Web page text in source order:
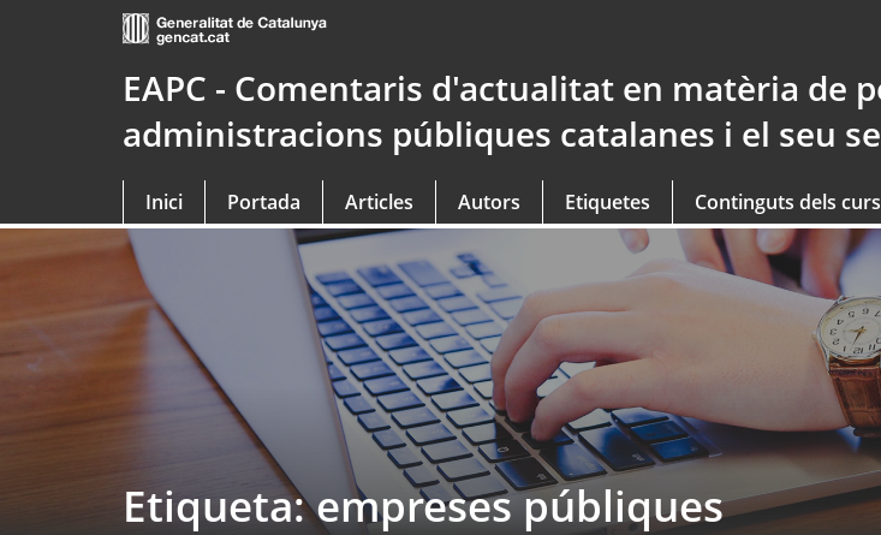
EAPC - Comentaris d'actualitat en matèria de
administracions públiques catalanes i el seu
Inici Portada Articles Autors Etiquetes Continguts dels
Etiqueta: empreses públiques